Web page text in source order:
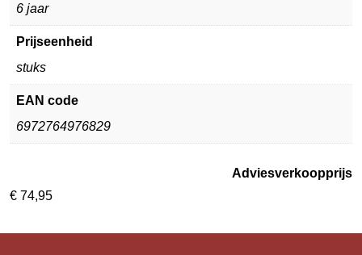
6 jaar
Prijseenheid
stuks
EAN code
6972764976829
Adviesverkoopprijs
€ 74,95